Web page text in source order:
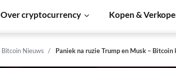
Over cryptocurrency Kopen &
Bitcoin Nieuws Paniek na ruzie Trump en Musk –